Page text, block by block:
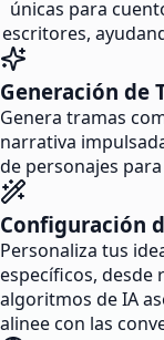
únicas para
escritores,
Generación de
Genera tramas
narrativa
de personajes
Configuración
Personaliza tus
específicos, desde
algoritmos de IA
alinee con las